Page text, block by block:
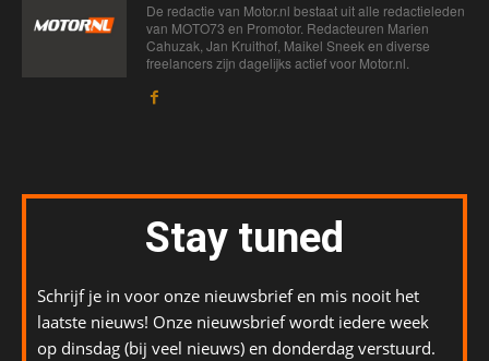
De redactie van Motor.nl bestaat uit alle redactieleden
van MOTO73 en Promotor. Redacteuren Marien
Cahuzak, Jan Kruithof, Maikel Sneek en diverse
freelancers zijn dagelijks actief voor Motor.nl.
Stay tuned
Schrijf je in voor onze nieuwsbrief en mis nooit het
laatste nieuws! Onze nieuwsbrief wordt iedere week
op dinsdag (bij veel nieuws) en donderdag verstuurd.